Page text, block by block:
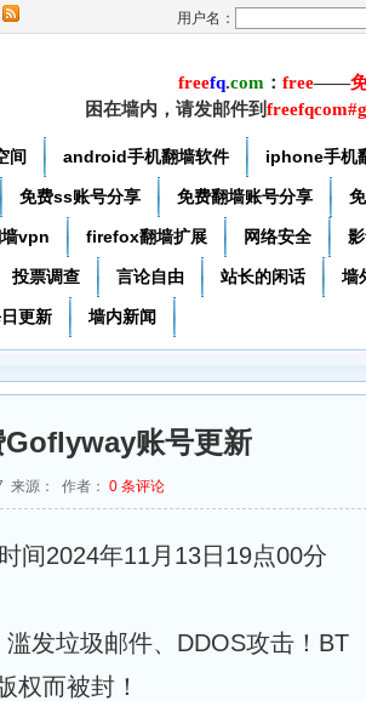
用户名：
freefq.com ： free——
困在墙内，请发邮件到
间 android手机翻墙软件 iphone手机
免费ss账号分享 免费翻墙账号分享
vpn firefox翻墙扩展 网络安全
投票调查 言论自由 站长的闲话 墙
更新 墙内新闻
Goflyway账号更新
来源： 作者： 0 条评论
间2024年11月13日19点00分
发垃圾邮件、DDOS攻击！BT
权而被封！